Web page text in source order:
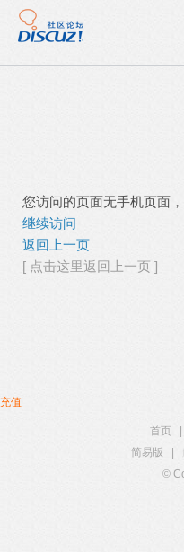
您访问的页面无手机页面
继续访问
返回上一页
[ 点击这里返回上一页 ]
充值
首页
简易版
©